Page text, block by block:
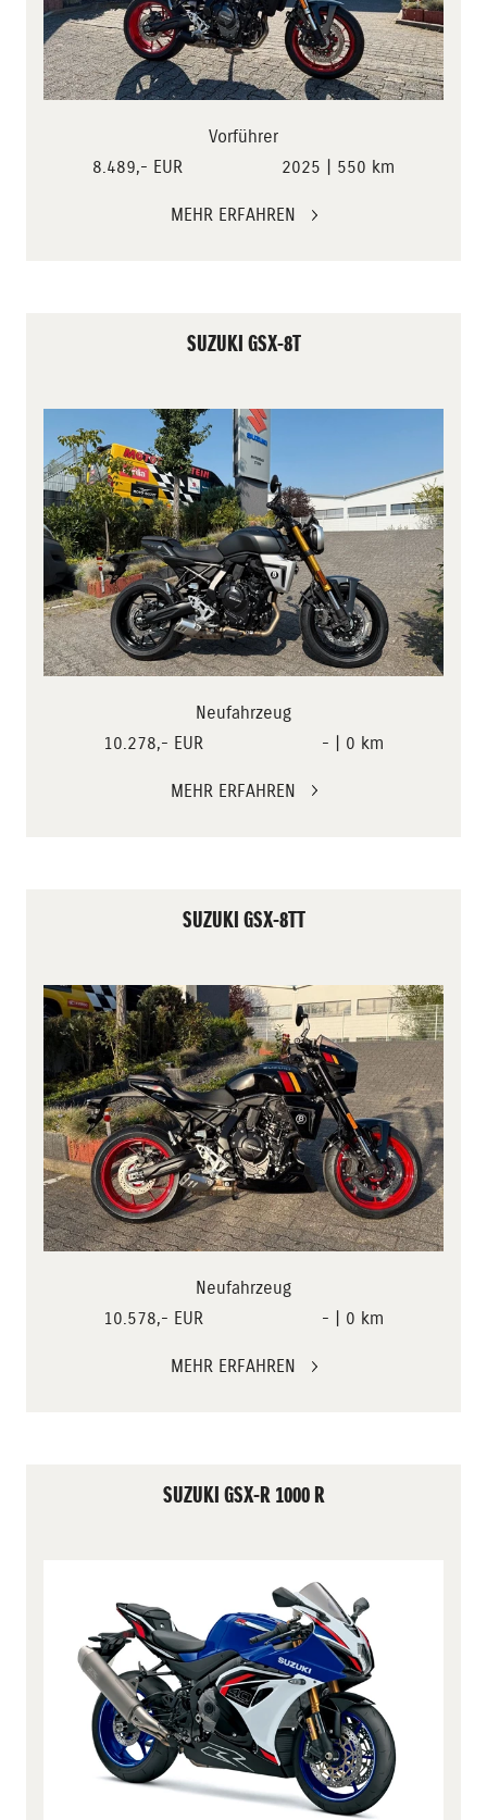
Vorführer
8.489,- EUR
2025 | 550 km
MEHR ERFAHREN
SUZUKI GSX-8T
Neufahrzeug
10.278,- EUR
- | 0 km
MEHR ERFAHREN
SUZUKI GSX-8TT
Neufahrzeug
10.578,- EUR
- | 0 km
MEHR ERFAHREN
SUZUKI GSX-R 1000 R